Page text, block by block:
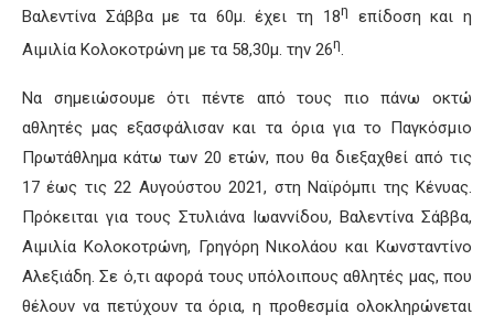
Βαλεντίνα Σάββα με τα 60μ. έχει τη 18η
επίδοση και η
Αιμιλία Κολοκοτρώνη με τα 58,30μ. την 26η.
Να σημειώσουμε ότι πέντε από τους πιο πάνω οκτώ
αθλητές μας εξασφάλισαν και τα όρια για το Παγκόσμιο
Πρωτάθλημα κάτω των 20 ετών, που θα διεξαχθεί από τις
17 έως τις 22 Αυγούστου 2021, στη Ναϊρόμπι της Κένυας.
Πρόκειται για τους Στυλιάνα Ιωαννίδου, Βαλεντίνα Σάββα,
Αιμιλία Κολοκοτρώνη, Γρηγόρη Νικολάου και Κωνσταντίνο
Αλεξιάδη. Σε ό,τι αφορά τους υπόλοιπους αθλητές μας, που
θέλουν να πετύχουν τα όρια, η προθεσμία ολοκληρώνεται